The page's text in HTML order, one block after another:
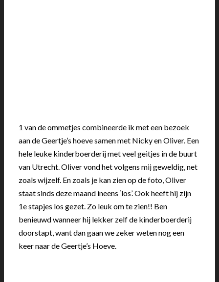
1 van de ommetjes combineerde ik met een bezoek
aan de Geertje’s hoeve samen met Nicky en Oliver. Een
hele leuke kinderboerderij met veel geitjes in de buurt
van Utrecht. Oliver vond het volgens mij geweldig, net
zoals wijzelf. En zoals je kan zien op de foto, Oliver
staat sinds deze maand ineens ‘los’. Ook heeft hij zijn
1e stapjes los gezet. Zo leuk om te zien!! Ben
benieuwd wanneer hij lekker zelf de kinderboerderij
doorstapt, want dan gaan we zeker weten nog een
keer naar de Geertje’s Hoeve.